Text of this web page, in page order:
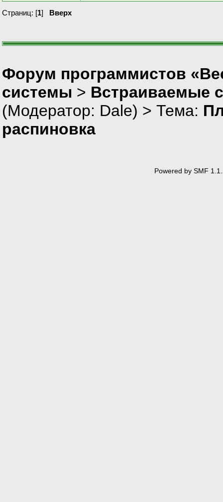
Страниц: [1] Вверх
Форум программистов
системы > Встраиваемые
(Модератор: Dale) > Тема:
распиновка
Powered by SMF